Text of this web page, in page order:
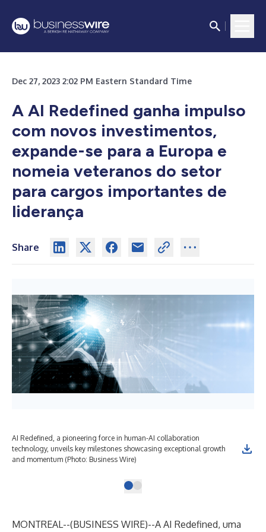
Dec 27, 2023 2:02 PM Eastern Standard Time
A AI Redefined ganha impulso
com novos investimentos,
expande-se para a Europa e
nomeia veteranos do setor
para cargos importantes de
liderança
Share
AI Redefined, a pioneering force in human-AI collaboration
technology, unveils key milestones showcasing exceptional growth
and momentum (Photo: Business Wire)
MONTREAL--(BUSINESS WIRE)--A AI Redefined, uma